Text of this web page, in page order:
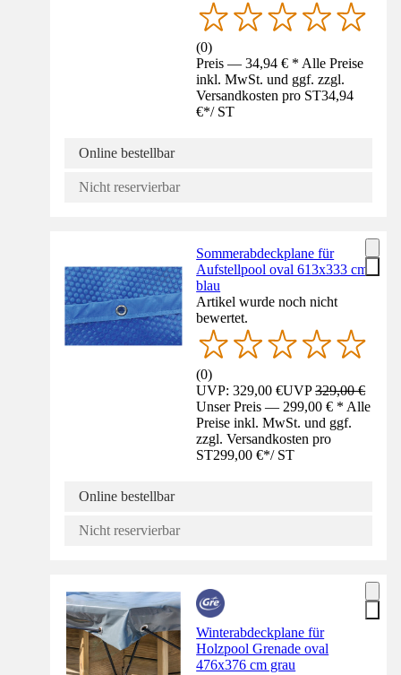
(0)
Preis — 34,94 € * Alle Preise
inkl. MwSt. und ggf. zzgl.
Versandkosten pro ST34,94
€*/ ST
Online bestellbar
Nicht reservierbar
Sommerabdeckplane für
Aufstellpool oval 613x333 cm
blau
Artikel wurde noch nicht
bewertet.
(0)
UVP: 329,00 €UVP329,00 €
Unser Preis — 299,00 € * Alle
Preise inkl. MwSt. und ggf.
zzgl. Versandkosten pro
ST299,00 €*/ ST
Online bestellbar
Nicht reservierbar
Winterabdeckplane für
Holzpool Grenade oval
476x376 cm grau